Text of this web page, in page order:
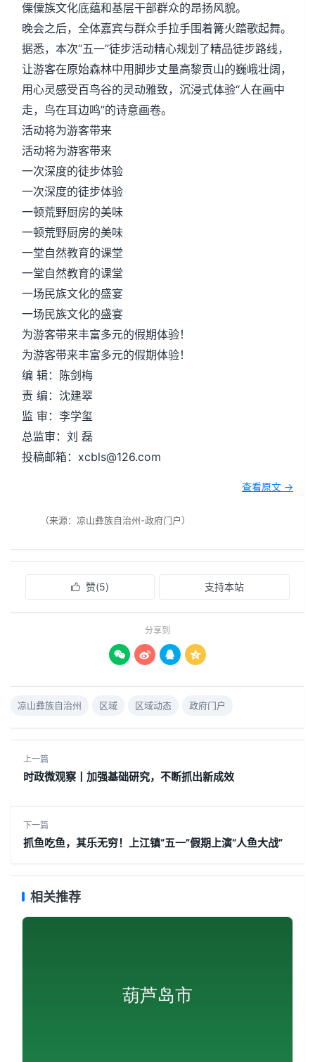
傈僳族文化底蕴和基层干部群众的昂扬风貌。
晚会之后，全体嘉宾与群众手拉手围着篝火踏歌起舞。
据悉，本次“五一”徒步活动精心规划了精品徒步路线，
让游客在原始森林中用脚步丈量高黎贡山的巍峨壮阔，
用心灵感受百鸟谷的灵动雅致，沉浸式体验“人在画中
走，鸟在耳边鸣”的诗意画卷。
活动将为游客带来
活动将为游客带来
一次深度的徒步体验
一次深度的徒步体验
一顿荒野厨房的美味
一顿荒野厨房的美味
一堂自然教育的课堂
一堂自然教育的课堂
一场民族文化的盛宴
一场民族文化的盛宴
为游客带来丰富多元的假期体验！
为游客带来丰富多元的假期体验！
编 辑：陈剑梅
责 编：沈建翠
监 审：李学玺
总监审：刘 磊
投稿邮箱：xcbls@126.com
查看原文 →
（来源：凉山彝族自治州-政府门户）
 赞(5) 支持本站
分享到
   
凉山彝族自治州 区域 区域动态 政府门户
上一篇
时政微观察丨加强基础研究，不断抓出新成效
下一篇
抓鱼吃鱼，其乐无穷！上江镇“五一”假期上演“人鱼大战”
相关推荐